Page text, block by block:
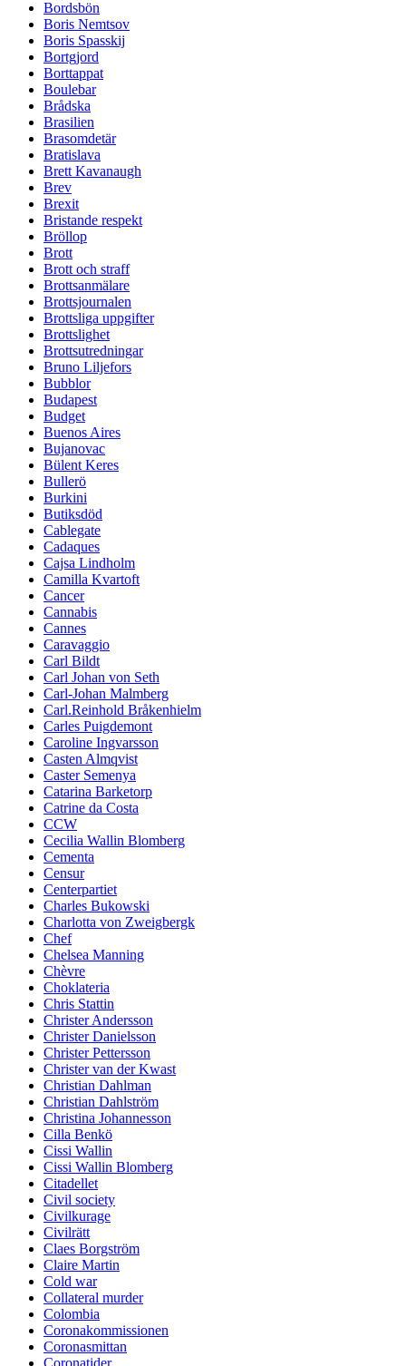
Bordsbön
Boris Nemtsov
Boris Spasskij
Bortgjord
Borttappat
Boulebar
Brådska
Brasilien
Brasomdetär
Bratislava
Brett Kavanaugh
Brev
Brexit
Bristande respekt
Bröllop
Brott
Brott och straff
Brottsanmälare
Brottsjournalen
Brottsliga uppgifter
Brottslighet
Brottsutredningar
Bruno Liljefors
Bubblor
Budapest
Budget
Buenos Aires
Bujanovac
Bülent Keres
Bullerö
Burkini
Butiksdöd
Cablegate
Cadaques
Cajsa Lindholm
Camilla Kvartoft
Cancer
Cannabis
Cannes
Caravaggio
Carl Bildt
Carl Johan von Seth
Carl-Johan Malmberg
Carl.Reinhold Bråkenhielm
Carles Puigdemont
Caroline Ingvarsson
Casten Almqvist
Caster Semenya
Catarina Barketorp
Catrine da Costa
CCW
Cecilia Wallin Blomberg
Cementa
Censur
Centerpartiet
Charles Bukowski
Charlotta von Zweigbergk
Chef
Chelsea Manning
Chèvre
Choklateria
Chris Stattin
Christer Andersson
Christer Danielsson
Christer Pettersson
Christer van der Kwast
Christian Dahlman
Christian Dahlström
Christina Johannesson
Cilla Benkö
Cissi Wallin
Cissi Wallin Blomberg
Citadellet
Civil society
Civilkurage
Civilrätt
Claes Borgström
Claire Martin
Cold war
Collateral murder
Colombia
Coronakommissionen
Coronasmittan
Coronatider